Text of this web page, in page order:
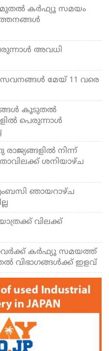
മുതല്‍ കര്‍ഫ്യൂ സമയം
അവധി
മേയ് 11 വരെ
കൂടുതല്‍
പെരുന്നാള്‍
നിന്ന്
ശനിയാഴ്ച
ഞായറാഴ്ച
വിലക്ക്
കര്‍ഫ്യൂ സമയത്ത്
വിഭാഗങ്ങള്‍ക്ക് ഇളവ്